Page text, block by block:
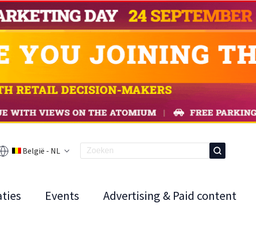
België - NL
Events Advertising & Paid content